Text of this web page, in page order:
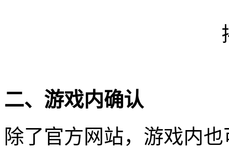
二、游戏内确认
除了官方网站，游戏内